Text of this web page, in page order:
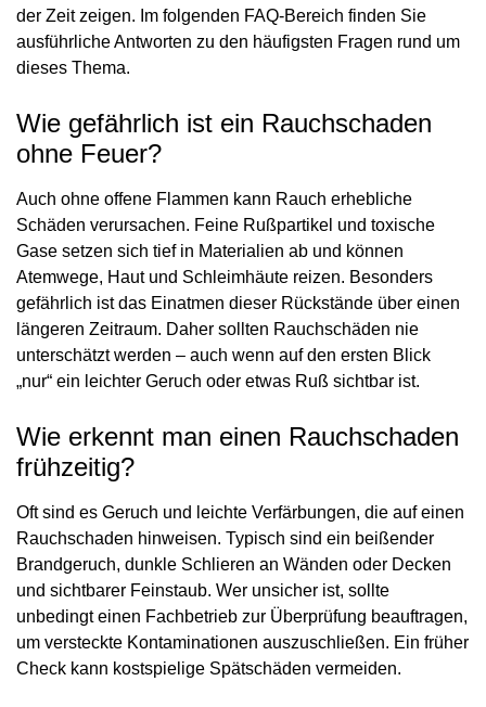
der Zeit zeigen. Im folgenden FAQ-Bereich finden Sie
ausführliche Antworten zu den häufigsten Fragen rund um
dieses Thema.
Wie gefährlich ist ein Rauchschaden
ohne Feuer?
Auch ohne offene Flammen kann Rauch erhebliche
Schäden verursachen. Feine Rußpartikel und toxische
Gase setzen sich tief in Materialien ab und können
Atemwege, Haut und Schleimhäute reizen. Besonders
gefährlich ist das Einatmen dieser Rückstände über einen
längeren Zeitraum. Daher sollten Rauchschäden nie
unterschätzt werden – auch wenn auf den ersten Blick
„nur“ ein leichter Geruch oder etwas Ruß sichtbar ist.
Wie erkennt man einen Rauchschaden
frühzeitig?
Oft sind es Geruch und leichte Verfärbungen, die auf einen
Rauchschaden hinweisen. Typisch sind ein beißender
Brandgeruch, dunkle Schlieren an Wänden oder Decken
und sichtbarer Feinstaub. Wer unsicher ist, sollte
unbedingt einen Fachbetrieb zur Überprüfung beauftragen,
um versteckte Kontaminationen auszuschließen. Ein früher
Check kann kostspielige Spätschäden vermeiden.